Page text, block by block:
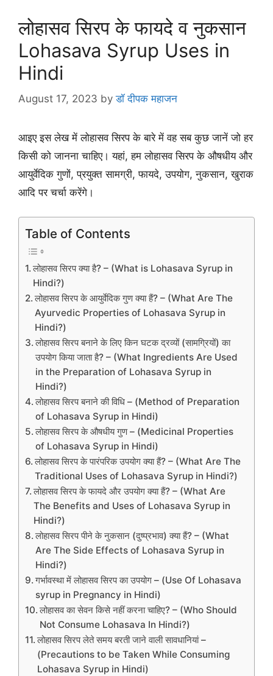
लोहासव सिरप के फायदे व नुकसान
Lohasava Syrup Uses in
Hindi
August 17, 2023 byडॉ दीपक महाजन
आइए इस लेख में लोहासव सिरप के बारे में वह सब कुछ जानें जो हर
किसी को जानना चाहिए। यहां, हम लोहासव सिरप के औषधीय और
आयुर्वेदिक गुणों, प्रयुक्त सामग्री, फायदे, उपयोग, नुकसान, खुराक
आदि पर चर्चा करेंगे।
Table of Contents
लोहासव सिरप क्या है? – (What is Lohasava Syrup in
Hindi?)
लोहासव सिरप के आयुर्वेदिक गुण क्या हैं? – (What Are The
Ayurvedic Properties of Lohasava Syrup in
Hindi?)
लोहासव सिरप बनाने के लिए किन घटक द्रव्यों (सामग्रियों) का
उपयोग किया जाता है? – (What Ingredients Are Used
in the Preparation of Lohasava Syrup in
Hindi?)
लोहासव सिरप बनाने की विधि – (Method of Preparation
of Lohasava Syrup in Hindi)
लोहासव सिरप के औषधीय गुण – (Medicinal Properties
of Lohasava Syrup in Hindi)
लोहासव सिरप के पारंपरिक उपयोग क्या हैं? – (What Are The
Traditional Uses of Lohasava Syrup in Hindi?)
लोहासव सिरप के फायदे और उपयोग क्या हैं? – (What Are
The Benefits and Uses of Lohasava Syrup in
Hindi?)
लोहासव सिरप पीने के नुकसान (दुष्प्रभाव) क्या हैं? – (What
Are The Side Effects of Lohasava Syrup in
Hindi?)
गर्भावस्था में लोहासव सिरप का उपयोग – (Use Of Lohasava
syrup in Pregnancy in Hindi)
लोहासव का सेवन किसे नहीं करना चाहिए? – (Who Should
Not Consume Lohasava In Hindi?)
लोहासव सिरप लेते समय बरती जाने वाली सावधानियां –
(Precautions to be Taken While Consuming
Lohasava Syrup in Hindi)